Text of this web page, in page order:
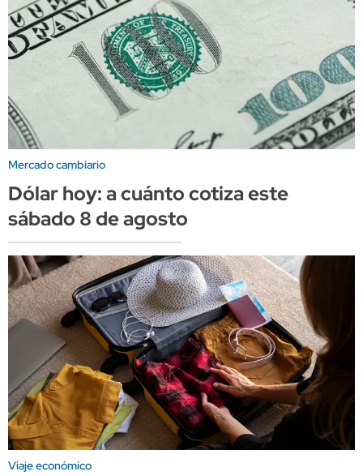
Mercado cambiario
Dólar hoy: a cuánto cotiza este
sábado 8 de agosto
Viaje económico